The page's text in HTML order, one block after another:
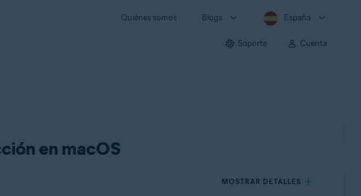
Quiénes somos Blogs España
Soporte Cuenta
en macOS
MOSTRAR DETALLES